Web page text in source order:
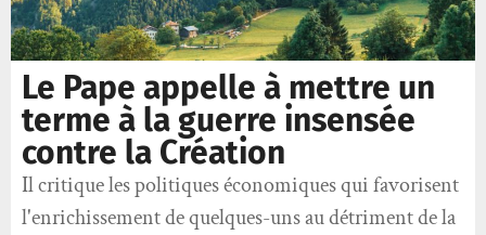
Le Pape appelle à mettre un
terme à la guerre insensée
contre la Création
Il critique les politiques économiques qui favorisent
l'enrichissement de quelques-uns au détriment de la